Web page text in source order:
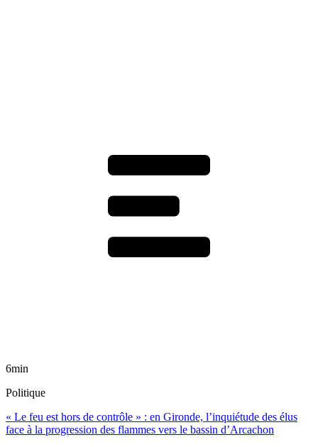
6min
Politique
« Le feu est hors de contrôle » : en Gironde, l’inquiétude des élus
face à la progression des flammes vers le bassin d’Arcachon